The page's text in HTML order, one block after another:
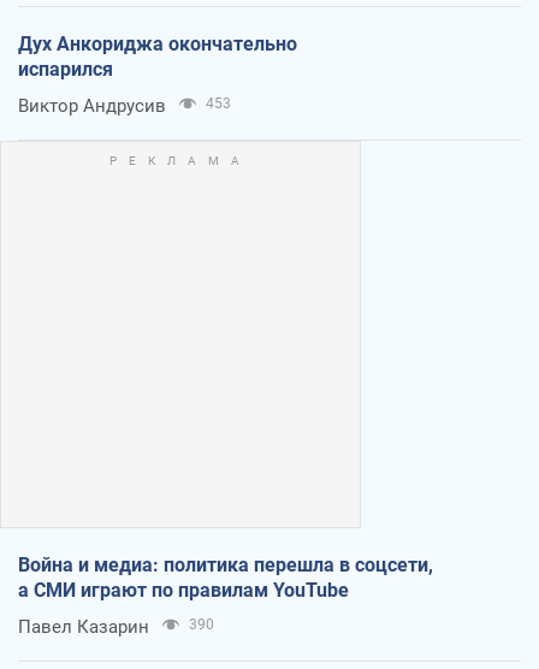
Дух Анкориджа окончательно
испарился
Виктор Андрусив 453
Война и медиа: политика перешла в соцсети,
а СМИ играют по правилам YouTube
Павел Казарин 390